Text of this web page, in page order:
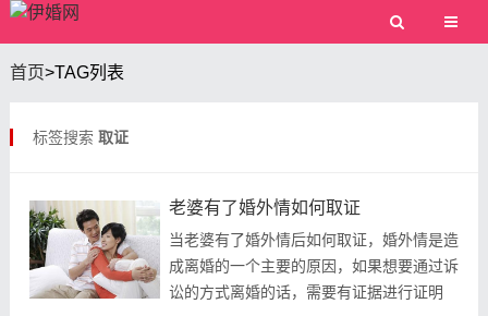
首页>TAG列表
标签搜索 取证
老婆有了婚外情如何取证
当老婆有了婚外情后如何取证，婚外情是造
成离婚的一个主要的原因，如果想要通过诉
讼的方式离婚的话，需要有证据进行证明